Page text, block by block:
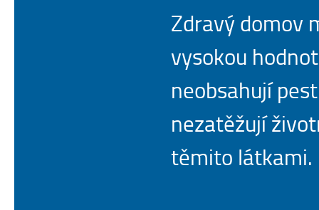
Zdravý domov
vysokou
neobsahují
nezatěžují
těmito látkami.